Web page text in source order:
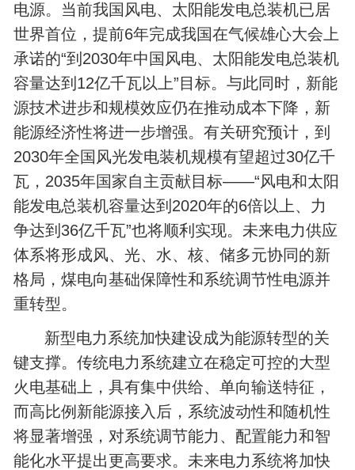
电源。当前我国风电、太阳能发电总装机已居
世界首位，提前6年完成我国在气候雄心大会上
承诺的“到2030年中国风电、太阳能发电总装机
容量达到12亿千瓦以上”目标。与此同时，新能
源技术进步和规模效应仍在推动成本下降，新
能源经济性将进一步增强。有关研究预计，到
2030年全国风光发电装机规模有望超过30亿千
瓦，2035年国家自主贡献目标——“风电和太阳
能发电总装机容量达到2020年的6倍以上、力
争达到36亿千瓦”也将顺利实现。未来电力供应
体系将形成风、光、水、核、储多元协同的新
格局，煤电向基础保障性和系统调节性电源并
重转型。
新型电力系统加快建设成为能源转型的关
键支撑。传统电力系统建立在稳定可控的大型
火电基础上，具有集中供给、单向输送特征，
而高比例新能源接入后，系统波动性和随机性
将显著增强，对系统调节能力、配置能力和智
能化水平提出更高要求。未来电力系统将加快